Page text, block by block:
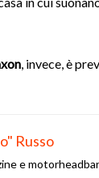
, invece, è
Russo
e